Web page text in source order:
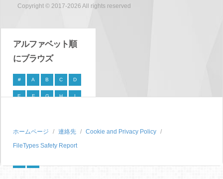
Copyright © 2017-2026 All rights reserved
アルファベット順
にブラウズ
# A B C D
E F G H I
P Q R S
T U V W X
ホームページ 連絡先
Cookie and Privacy Policy
FileTypes Safety Report